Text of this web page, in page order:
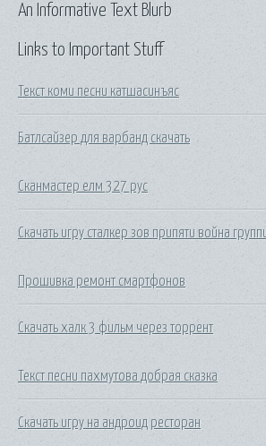
Links to Important Stuff
Текст коми песни катшасинъяс
Батлсайзер для варбанд скачать
Сканмастер елм 327 рус
Скачать игру сталкер зов припяти война
Прошивка ремонт смартфонов
Скачать халк 3 фильм через торрент
Текст песни пахмутова добрая сказка
Скачать игру на андроид ресторан
An Informative Text Blurb